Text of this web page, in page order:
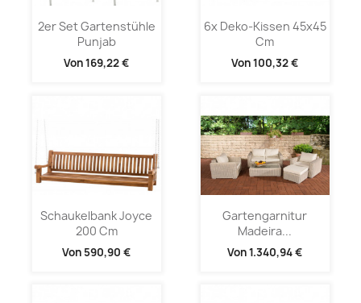
2er Set Gartenstühle
Punjab
Von169,22 €
6x Deko-Kissen 45x45
Cm
Von100,32 €
Schaukelbank Joyce
200 Cm
Von 590,90 €
Gartengarnitur
Madeira...
Von1.340,94 €